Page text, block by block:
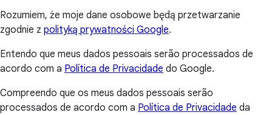
Rozumiem, że moje dane osobowe będą przetwarzanie
zgodnie z polityką prywatności Google.
Entendo que meus dados pessoais serão processados de
acordo com a Política de Privacidade do Google.
Compreendo que os meus dados pessoais serão
processados de acordo com a Política de Privacidade da